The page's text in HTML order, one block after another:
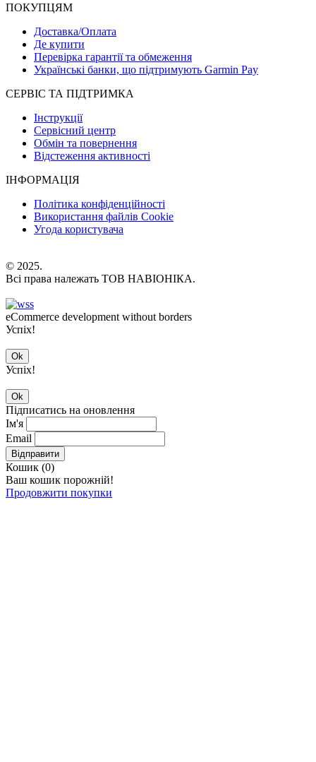
ПОКУПЦЯМ
Доставка/Оплата
Де купити
Перевірка гарантії та обмеження
Українські банки, що підтримують Garmin Pay
СЕРВІС ТА ПІДТРИМКА
Інструкції
Сервісний центр
Обмін та повернення
Відстеження активності
ІНФОРМАЦІЯ
Політика конфіденційності
Використання файлів Cookie
Угода користувача
© 2025.
Всі права належать ТОВ НАВІОНІКА.
eCommerce development without borders
Успіх!
Ok
Успіх!
Ok
Підписатись на оновлення
Ім'я
Email
Відправити
Кошик (0)
Ваш кошик порожній!
Продовжити покупки